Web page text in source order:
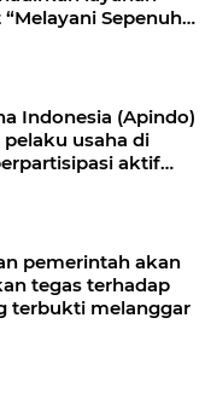
Sepenuh
Indonesia (Apindo)
usaha di
aktif
2026
pemerintah akan
tegas terhadap
terbukti melanggar